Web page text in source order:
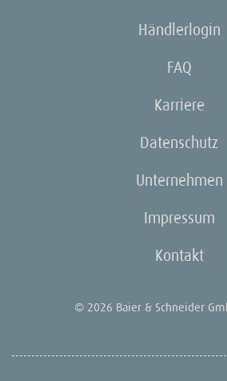
Händlerlogin
FAQ
Karriere
Datenschutz
Unternehmen
Impressum
Kontakt
© 2026 Baier & Schneider